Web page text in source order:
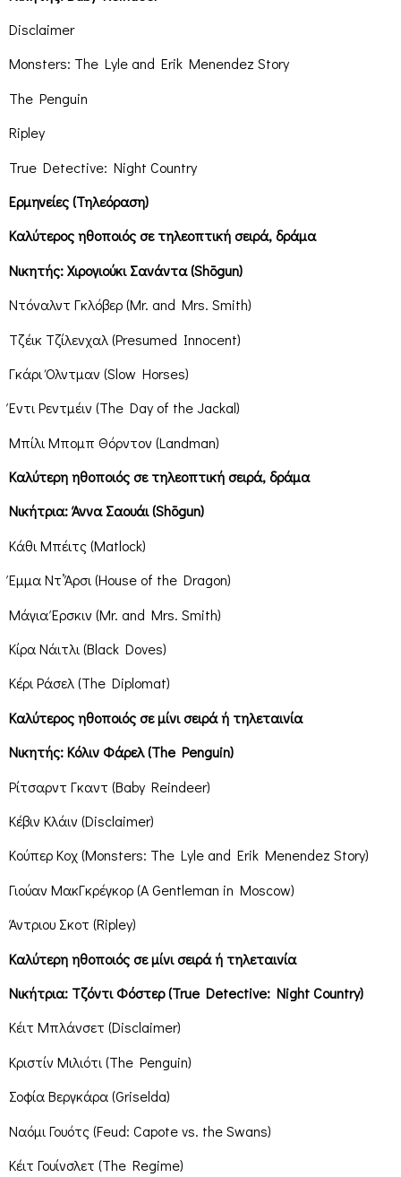
Disclaimer
Monsters: The Lyle and Erik Menendez Story
The Penguin
Ripley
True Detective: Night Country
Ερμηνείες (Τηλεόραση)
Καλύτερος ηθοποιός σε τηλεοπτική σειρά, δράμα
Νικητής: Χιρογιούκι Σανάντα (Shōgun)
Ντόναλντ Γκλόβερ (Mr. and Mrs. Smith)
Τζέικ Τζίλενχαλ (Presumed Innocent)
Γκάρι Όλντμαν (Slow Horses)
Έντι Ρεντμέιν (The Day of the Jackal)
Μπίλι Μπομπ Θόρντον (Landman)
Καλύτερη ηθοποιός σε τηλεοπτική σειρά, δράμα
Νικήτρια: Άννα Σαουάι (Shōgun)
Κάθι Μπέιτς (Matlock)
Έμμα Ντ’Άρσι (House of the Dragon)
Μάγια Έρσκιν (Mr. and Mrs. Smith)
Κίρα Νάιτλι (Black Doves)
Κέρι Ράσελ (The Diplomat)
Καλύτερος ηθοποιός σε μίνι σειρά ή τηλεταινία
Νικητής: Κόλιν Φάρελ (The Penguin)
Ρίτσαρντ Γκαντ (Baby Reindeer)
Κέβιν Κλάιν (Disclaimer)
Κούπερ Κοχ (Monsters: The Lyle and Erik Menendez Story)
Γιούαν ΜακΓκρέγκορ (A Gentleman in Moscow)
Άντριου Σκοτ (Ripley)
Καλύτερη ηθοποιός σε μίνι σειρά ή τηλεταινία
Νικήτρια: Τζόντι Φόστερ (True Detective: Night Country)
Κέιτ Μπλάνσετ (Disclaimer)
Κριστίν Μιλιότι (The Penguin)
Σοφία Βεργκάρα (Griselda)
Ναόμι Γουότς (Feud: Capote vs. the Swans)
Κέιτ Γουίνσλετ (The Regime)